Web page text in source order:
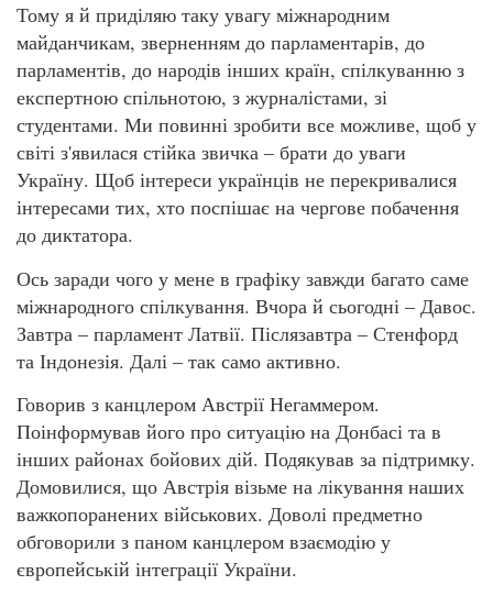
Тому я й приділяю таку увагу міжнародним
майданчикам, зверненням до парламентарів, до
парламентів, до народів інших країн, спілкуванню з
експертною спільнотою, з журналістами, зі
студентами. Ми повинні зробити все можливе, щоб у
світі з'явилася стійка звичка – брати до уваги
Україну. Щоб інтереси українців не перекривалися
інтересами тих, хто поспішає на чергове побачення
до диктатора.
Ось заради чого у мене в графіку завжди багато саме
міжнародного спілкування. Вчора й сьогодні – Давос.
Завтра – парламент Латвії. Післязавтра – Стенфорд
та Індонезія. Далі – так само активно.
Говорив з канцлером Австрії Негаммером.
Поінформував його про ситуацію на Донбасі та в
інших районах бойових дій. Подякував за підтримку.
Домовилися, що Австрія візьме на лікування наших
важкопоранених військових. Доволі предметно
обговорили з паном канцлером взаємодію у
європейській інтеграції України.